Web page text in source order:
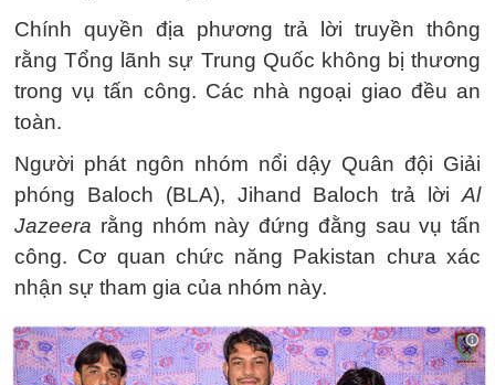
Chính quyền địa phương trả lời truyền thông
rằng Tổng lãnh sự Trung Quốc không bị thương
trong vụ tấn công. Các nhà ngoại giao đều an
toàn.
Người phát ngôn nhóm nổi dậy Quân đội Giải
phóng Baloch (BLA), Jihand Baloch trả lời Al
Jazeera rằng nhóm này đứng đằng sau vụ tấn
công. Cơ quan chức năng Pakistan chưa xác
nhận sự tham gia của nhóm này.